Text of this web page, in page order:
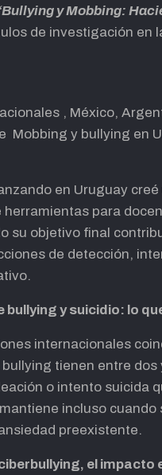
y Mobbing:
de investigación en
, México,
Mobbing y bullying en
en Uruguay
herramientas para
su objetivo final
de detección,
bullying y suicidio: lo
internacionales
tienen entre
o intento suicida
incluso
preexistente.
el impacto